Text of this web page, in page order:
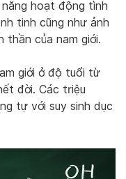
hoạt động tình
tinh cũng như ảnh
thần của nam giới.
giới ở độ tuổi từ
đời. Các triệu
tự với suy sinh dục